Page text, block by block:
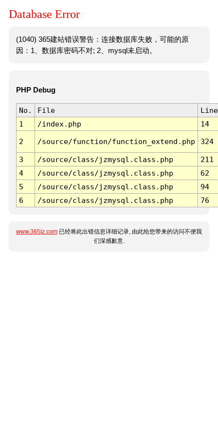
Database Error
(1040) 365建站错误警告：连接数据库失败，可能的原
因：1、数据库密码不对; 2、mysql未启动。
PHP Debug
No. File
Line
1
/index.php 14
2 /source/function/function_extend.php 324
3 /source/class/jzmysql.class.php
211
4
/source/class/jzmysql.class.php
62
5
/source/class/jzmysql.class.php
94
6
/source/class/jzmysql.class.php 76
www.365jz.com 已经将此出错信息详细记录, 由此给您带来的访问不便我
们深感歉意.